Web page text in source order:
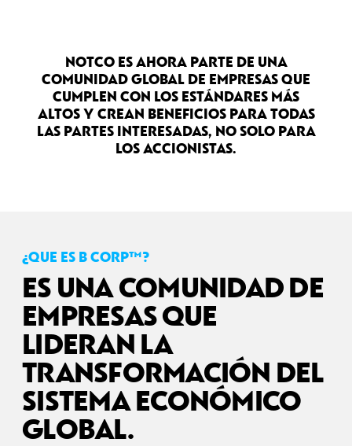
NOTCO ES AHORA PARTE DE UNA
COMUNIDAD GLOBAL DE EMPRESAS QUE
CUMPLEN CON LOS ESTÁNDARES MÁS
ALTOS Y CREAN BENEFICIOS PARA TODAS
LAS PARTES INTERESADAS, NO SOLO PARA
LOS ACCIONISTAS.
¿QUE ES B CORP™?
ES UNA COMUNIDAD DE
EMPRESAS QUE
LIDERAN LA
TRANSFORMACIÓN DEL
SISTEMA ECONÓMICO
GLOBAL.